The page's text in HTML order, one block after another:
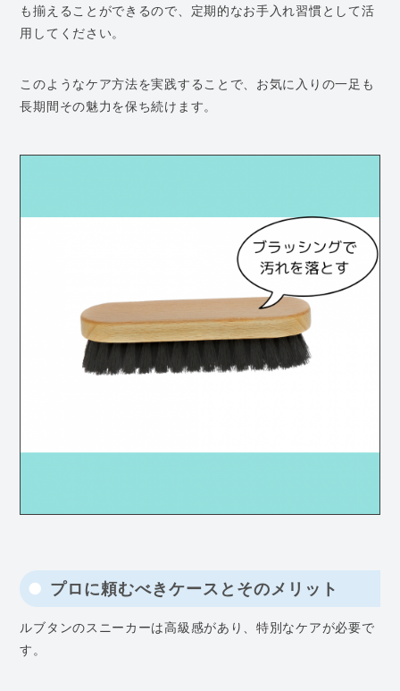
も揃えることができるので、定期的なお手入れ習慣として活
用してください。
このようなケア方法を実践することで、お気に入りの一足も
長期間その魅力を保ち続けます。
プロに頼むべきケースとそのメリット
ルブタンのスニーカーは高級感があり、特別なケアが必要で
す。